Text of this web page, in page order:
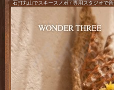
石打丸山でスキースノボ / 専用スタジオで